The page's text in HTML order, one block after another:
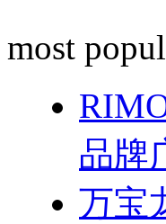
most
品牌
万宝